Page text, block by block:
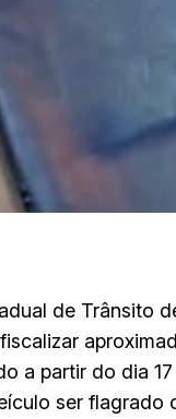
de Trânsito
a partir do dia
ser